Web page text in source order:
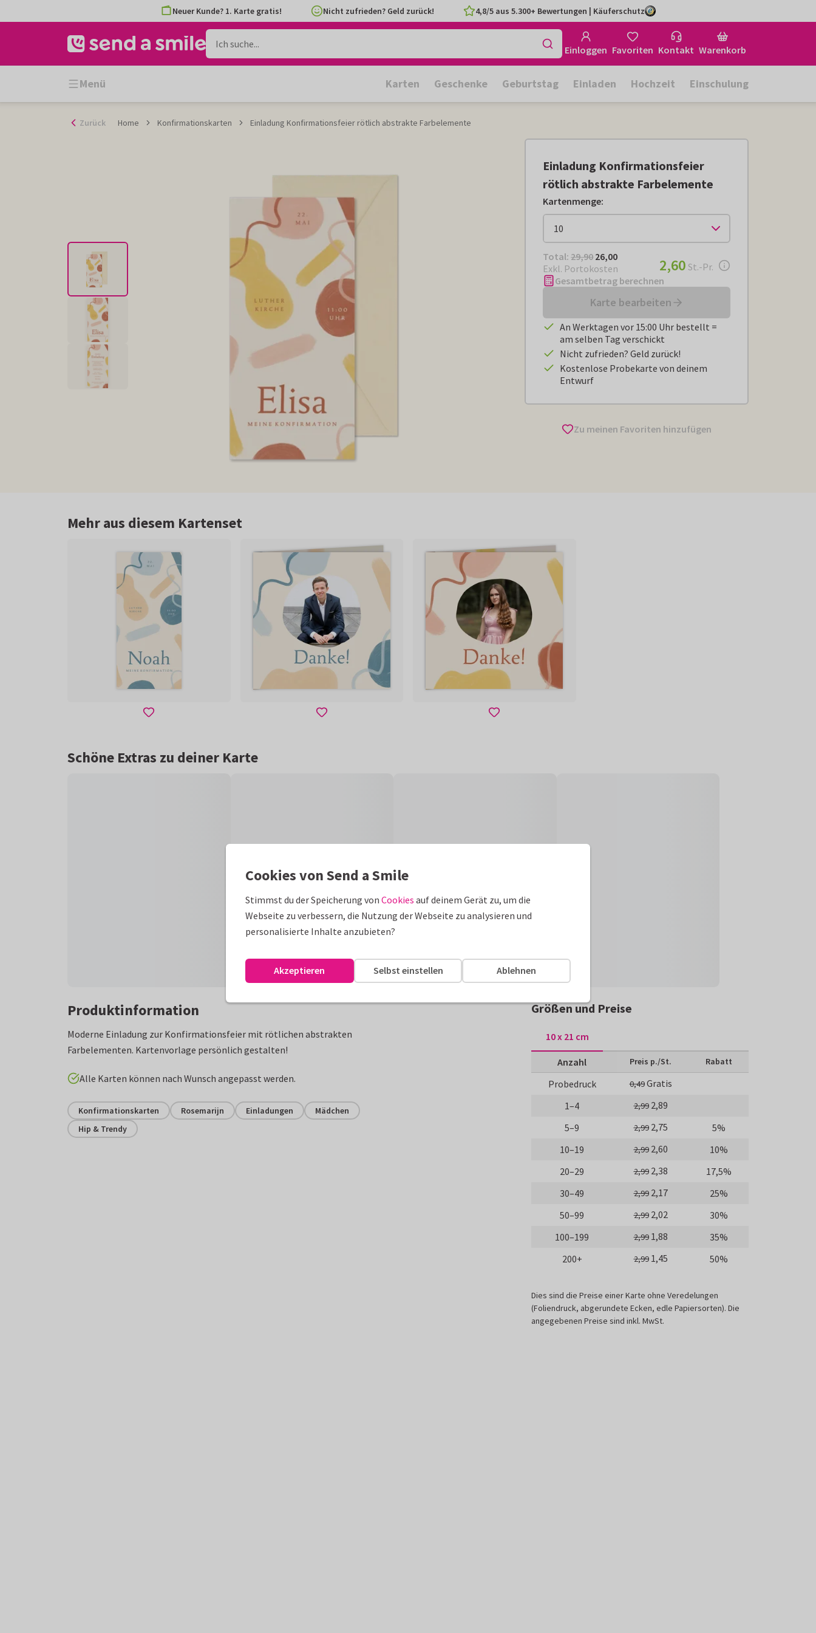
Inhalt
Neuer Kunde? 1. Karte gratis! Nicht zufrieden? Geld zurück! 4,8/5 aus 5.300+ Bewertungen | Käuferschutz
Einloggen Favoriten Kontakt Warenkorb
Menü Karten Geschenke Geburtstag Einladen Hochzeit Einschulung
Zurück Home Konfirmationskarten Einladung Konfirmationsfeier rötlich abstrakte Farbelemente
Einladung Konfirmationsfeier
rötlich abstrakte Farbelemente
Kartenmenge:
Total: € 26,00
Total: 29,90 26,00
Exkl. Portokosten
€ 2,60pro Stück
2,60 St.-Pr.
Gesamtbetrag berechnen
Karte bearbeiten
An Werktagen vor 15:00 Uhr bestellt =
am selben Tag verschickt
Nicht zufrieden? Geld zurück!
Kostenlose Probekarte von deinem
Entwurf
Zu meinen Favoriten hinzufügen
Mehr aus diesem Kartenset
Schöne Extras zu deiner Karte
Produktinformation
Moderne Einladung zur Konfirmationsfeier mit rötlichen abstrakten
Farbelementen. Kartenvorlage persönlich gestalten!
Alle Karten können nach Wunsch angepasst werden.
Konfirmationskarten Rosemarijn Einladungen
Mädchen
Hip & Trendy
Größen und Preise
10 x 21 cm
Anzahl Preis p./St. Rabatt
Probedruck 0,49Gratis
1–4
2,99 2,89
5–9
2,99 2,75
5%
10–19
2,99 2,60
10%
20–29
2,99 2,38
17,5%
30–49
2,99 2,17
25%
50–99
2,99 2,02
30%
100–199
2,99 1,88
35%
200+
2,99 1,45 50%
Dies sind die Preise einer Karte ohne Veredelungen
(Foliendruck, abgerundete Ecken, edle Papiersorten). Die
angegebenen Preise sind inkl. MwSt.
Cookies von Send a Smile
Stimmst du der Speicherung von Cookies auf deinem Gerät zu, um die
Webseite zu verbessern, die Nutzung der Webseite zu analysieren und
personalisierte Inhalte anzubieten?
Ablehnen
Selbst einstellen
Akzeptieren